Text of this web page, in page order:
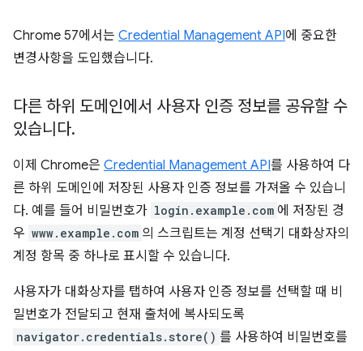
Chrome 57에서는 Credential Management API에 중요한
변경사항을 도입했습니다.
다른 하위 도메인에서 사용자 인증 정보를 공유할 수
있습니다.
이제 Chrome은 Credential Management API를 사용하여 다
른 하위 도메인에 저장된 사용자 인증 정보를 가져올 수 있습니
다. 예를 들어 비밀번호가 login.example.com 에 저장된 경
우 www.example.com 의 스크립트는 계정 선택기 대화상자의
계정 항목 중 하나로 표시할 수 있습니다.
사용자가 대화상자를 탭하여 사용자 인증 정보를 선택할 때 비
밀번호가 전달되고 현재 출처에 복사되도록
navigator.credentials.store() 를 사용하여 비밀번호를